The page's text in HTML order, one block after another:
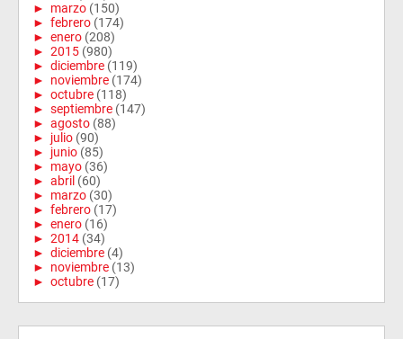
► marzo (150)
► febrero (174)
► enero (208)
► 2015 (980)
► diciembre (119)
► noviembre (174)
► octubre (118)
► septiembre (147)
► agosto (88)
► julio (90)
► junio (85)
► mayo (36)
► abril (60)
► marzo (30)
► febrero (17)
► enero (16)
► 2014 (34)
► diciembre (4)
► noviembre (13)
► octubre (17)